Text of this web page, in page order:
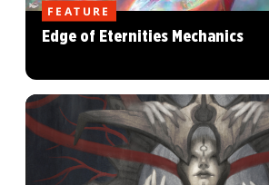
FEATURE
Edge of Eternities Mechanics